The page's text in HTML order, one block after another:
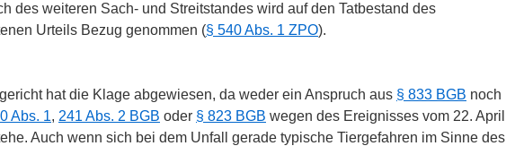
des weiteren Sach- und Streitstandes wird auf den Tatbestand des
Urteils Bezug genommen (§ 540 Abs. 1 ZPO).
hat die Klage abgewiesen, da weder ein Anspruch aus § 833 BGB noch
Abs. 1, 241 Abs. 2 BGB oder § 823 BGB wegen des Ereignisses vom 22. April
Auch wenn sich bei dem Unfall gerade typische Tiergefahren im Sinne des